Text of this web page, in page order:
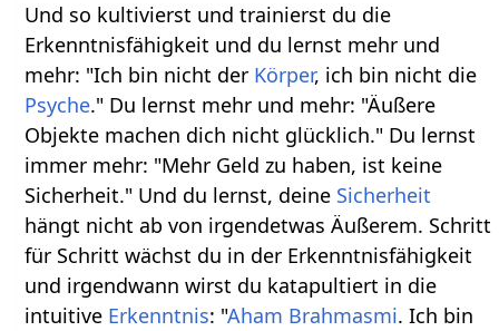
Und so kultivierst und trainierst du die
Erkenntnisfähigkeit und du lernst mehr und
mehr: "Ich bin nicht der Körper, ich bin nicht die
Psyche." Du lernst mehr und mehr: "Äußere
Objekte machen dich nicht glücklich." Du lernst
immer mehr: "Mehr Geld zu haben, ist keine
Sicherheit." Und du lernst, deine Sicherheit
hängt nicht ab von irgendetwas Äußerem. Schritt
für Schritt wächst du in der Erkenntnisfähigkeit
und irgendwann wirst du katapultiert in die
intuitive Erkenntnis: "Aham Brahmasmi. Ich bin